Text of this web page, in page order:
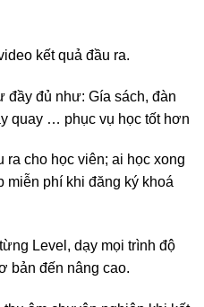
kết quả đầu ra.
đủ như: Gía sách, đàn
quay … phục vụ học tốt hơn
ra cho học viên; ai học xong
phí khi đăng ký khoá
Level, dạy mọi trình độ
bản đến nâng cao.